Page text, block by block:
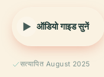
ऑडियो गाइड सुनें
सत्यापित August 2025